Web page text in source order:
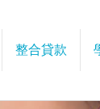
整合貸款